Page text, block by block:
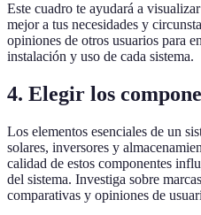
Este cuadro te ayudará a
mejor a tus necesidades y
opiniones de otros usuarios para
instalación y uso de cada sistema.
4. Elegir los
Los elementos esenciales de un
solares, inversores y
calidad de estos componentes
del sistema. Investiga sobre
comparativas y opiniones de